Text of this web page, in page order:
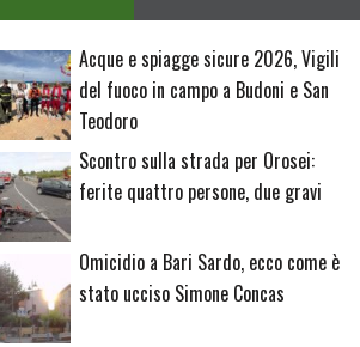
Acque e spiagge sicure 2026, Vigili
del fuoco in campo a Budoni e San
Teodoro
Scontro sulla strada per Orosei:
ferite quattro persone, due gravi
Omicidio a Bari Sardo, ecco come è
stato ucciso Simone Concas